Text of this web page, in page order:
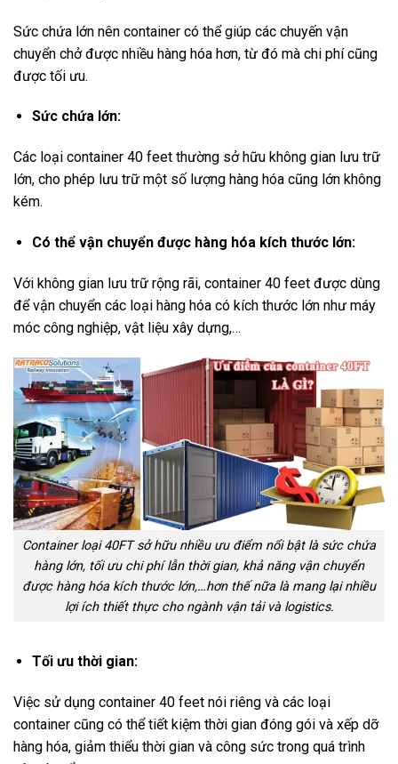
Sức chứa lớn nên container có thể giúp các chuyến vận
chuyển chở được nhiều hàng hóa hơn, từ đó mà chi phí cũng
được tối ưu.
Sức chứa lớn:
Các loại container 40 feet thường sở hữu không gian lưu trữ
lớn, cho phép lưu trữ một số lượng hàng hóa cũng lớn không
kém.
Có thể vận chuyển được hàng hóa kích thước lớn:
Với không gian lưu trữ rộng rãi, container 40 feet được dùng
để vận chuyển các loại hàng hóa có kích thước lớn như máy
móc công nghiệp, vật liệu xây dựng,…
Container loại 40FT sở hữu nhiều ưu điểm nổi bật là sức chứa
hàng lớn, tối ưu chi phí lẫn thời gian, khả năng vận chuyển
được hàng hóa kích thước lớn,…hơn thế nữa là mang lại nhiều
lợi ích thiết thực cho ngành vận tải và logistics.
Tối ưu thời gian:
Việc sử dụng container 40 feet nói riêng và các loại
container cũng có thể tiết kiệm thời gian đóng gói và xếp dỡ
hàng hóa, giảm thiểu thời gian và công sức trong quá trình